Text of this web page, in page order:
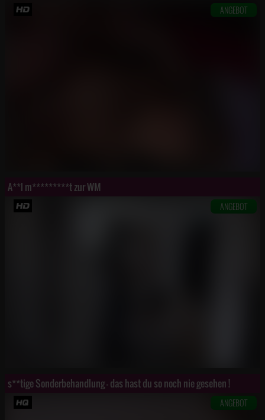
ANGEBOT
A**l m*********t zur WM
ANGEBOT
s**tige Sonderbehandlung - das hast du so noch nie gesehen !
ANGEBOT